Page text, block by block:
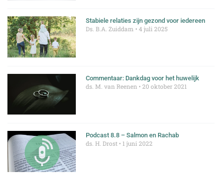
Stabiele relaties zijn gezond voor iedereen
Ds. B.A. Zuiddam 4 juli 2025
Commentaar: Dankdag voor het huwelijk
ds. M. van Reenen 20 oktober 2021
Podcast 8.8 – Salmon en Rachab
ds. H. Drost 1 juni 2022